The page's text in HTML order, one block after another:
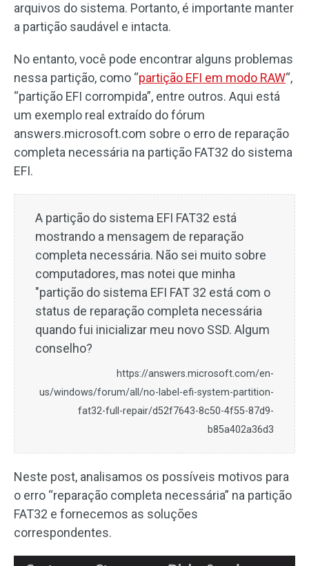
arquivos do sistema. Portanto, é importante manter
a partição saudável e intacta.
No entanto, você pode encontrar alguns problemas
nessa partição, como “partição EFI em modo RAW“,
“partição EFI corrompida”, entre outros. Aqui está
um exemplo real extraído do fórum
answers.microsoft.com sobre o erro de reparação
completa necessária na partição FAT32 do sistema
EFI.
A partição do sistema EFI FAT32 está
mostrando a mensagem de reparação
completa necessária. Não sei muito sobre
computadores, mas notei que minha
"partição do sistema EFI FAT 32 está com o
status de reparação completa necessária
quando fui inicializar meu novo SSD. Algum
conselho?
https://answers.microsoft.com/en-
us/windows/forum/all/no-label-efi-system-partition-
fat32-full-repair/d52f7643-8c50-4f55-87d9-
b85a402a36d3
Neste post, analisamos os possíveis motivos para
o erro “reparação completa necessária” na partição
FAT32 e fornecemos as soluções
correspondentes.